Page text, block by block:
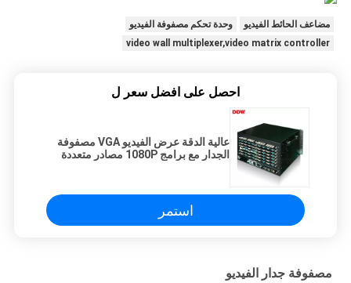
مضاعف الحائط الفيديو
وحدة تحكم مصفوفة الفيديو
video wall multiplexer,video matrix controller
احصل على افضل سعر ل
عالية الدقة عرض الفيديو VGA مصفوفة
الجدار مع برامج 1080P مصادر متعددة
استمر
مصفوفة جدار الفيديو